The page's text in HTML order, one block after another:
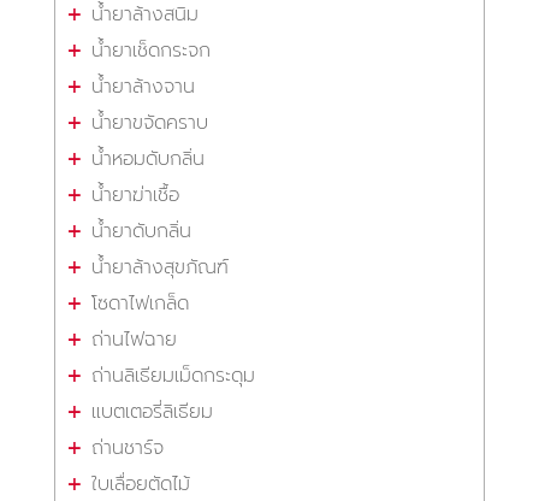
น้ำยาล้างสนิม
น้ำยาเช็ดกระจก
น้ำยาล้างจาน
น้ำยาขจัดคราบ
น้ำหอมดับกลิ่น
น้ำยาฆ่าเชื้อ
น้ำยาดับกลิ่น
น้ำยาล้างสุขภัณฑ์
โซดาไฟเกล็ด
ถ่านไฟฉาย
ถ่านลิเธียมเม็ดกระดุม
แบตเตอรี่ลิเธียม
ถ่านชาร์จ
ใบเลื่อยตัดไม้